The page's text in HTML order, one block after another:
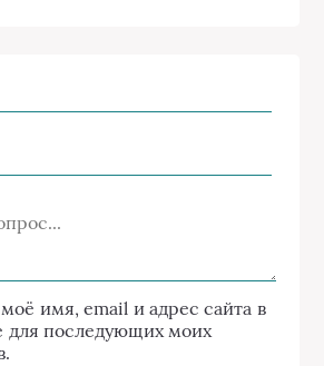
имя, email и адрес сайта в
для последующих моих